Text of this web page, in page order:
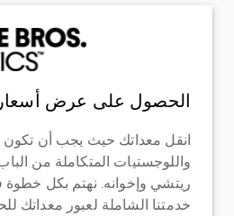
الحصول على عرض أسعار
انقل معداتك حيث يجب أن
واللوجستيات المتكاملة من
ريتشي وإخوانه. نهتم بكل
خدمتنا الشاملة لعبور معداتك